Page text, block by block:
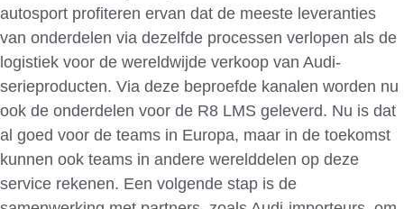
autosport profiteren ervan dat de meeste leveranties
van onderdelen via dezelfde processen verlopen als de
logistiek voor de wereldwijde verkoop van Audi-
serieproducten. Via deze beproefde kanalen worden nu
ook de onderdelen voor de R8 LMS geleverd. Nu is dat
al goed voor de teams in Europa, maar in de toekomst
kunnen ook teams in andere werelddelen op deze
service rekenen. Een volgende stap is de